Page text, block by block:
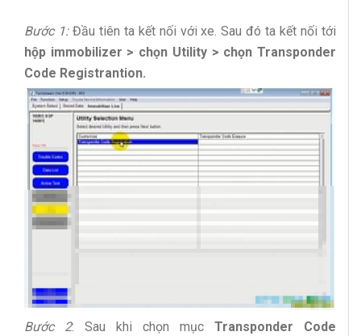
Bước 1:Đầu tiên ta kết nối với xe. Sau đó ta kết nối tới
hộp immobilizer > chọn Utility > chọn Transponder
Code Registrantion.
Bước 2: Sau khi chọn mục Transponder Code